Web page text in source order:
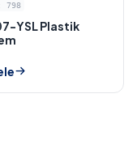
798
YSL Plastik